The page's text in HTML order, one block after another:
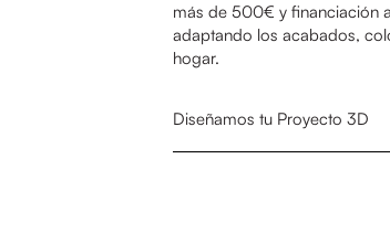
más de 500€ y financiación
adaptando los acabados,
hogar.
Diseñamos tu Proyecto 3D